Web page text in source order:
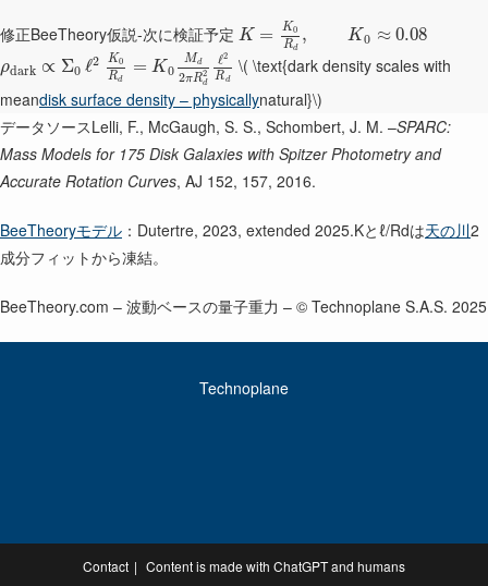
修正BeeTheory仮説-次に検証予定 K = K0
Rd
, K0 ≈ 0.08
ρdark ∝ Σ0 ℓ2 K0
Rd
= K0
Md
2πR2
d
ℓ2
Rd
\( \text{dark density scales with
meandisk surface density – physicallynatural}\)
データソースLelli, F., McGaugh, S. S., Schombert, J. M. –SPARC:
Mass Models for 175 Disk Galaxies with Spitzer Photometry and
Accurate Rotation Curves, AJ 152, 157, 2016.
BeeTheoryモデル ：Dutertre, 2023, extended 2025.Kとℓ/Rdは天の川2
成分フィットから凍結。
BeeTheory.com – 波動ベースの量子重力 – © Technoplane S.A.S. 2025
Technoplane
Contact Content is made with ChatGPT and humans